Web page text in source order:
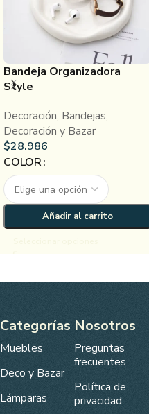
Bandeja Organizadora
Style
Decoración, Bandejas,
Decoración y Bazar
$28.986
COLOR
Añadir al carrito
Categorías
Muebles
Deco y Bazar
Lámparas
Nosotros
Preguntas
frecuentes
Política de
privacidad